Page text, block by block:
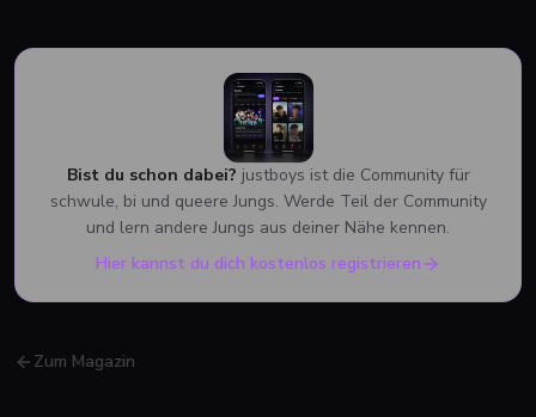
Bist du schon dabei? justboys ist die Community für
schwule, bi und queere Jungs. Werde Teil der Community
und lern andere Jungs aus deiner Nähe kennen.
Hier kannst du dich kostenlos registrieren
Zum Magazin